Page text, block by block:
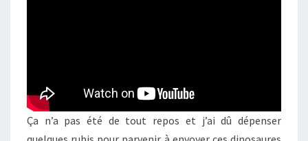
Ça n’a pas été de tout repos et j’ai dû dépenser